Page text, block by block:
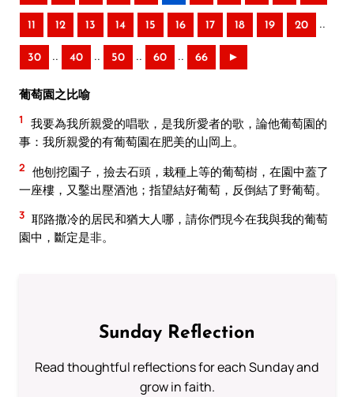
11 12 13 14 15 16 17 18 19 20 ..
30 .. 40 .. 50 .. 60 .. 66 ►
葡萄園之比喻
1
我要為我所親愛的唱歌，是我所愛者的歌，論他葡萄園的
事：我所親愛的有葡萄園在肥美的山岡上。
2 他刨挖園子，撿去石頭，栽種上等的葡萄樹，在園中蓋了
一座樓，又鑿出壓酒池；指望結好葡萄，反倒結了野葡萄。
3 耶路撒冷的居民和猶大人哪，請你們現今在我與我的葡萄
園中，斷定是非。
Sunday Reflection
Read thoughtful reflections for each Sunday and
grow in faith.